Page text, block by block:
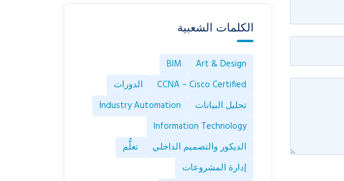
الكلمات الشعبية
Art & Design
BIM
CCNA – Cisco Certified
الدورات
تحليل البيانات
Industry Automation
Information Technology
الديكور والتصميم الداخلي
تعلُّم
إدارة المشروعات